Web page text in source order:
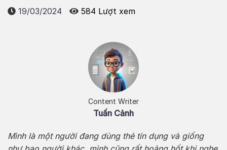
19/03/2024 584 Lượt xem
Content Writer
Tuấn Cảnh
Mình là một người đang dùng thẻ tín dụng và giống